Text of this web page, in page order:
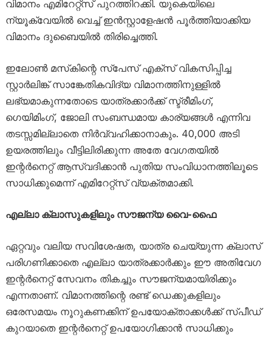
വിമാനം എമിറേറ്റ്‌സ് പുറത്തിറക്കി. യുകെയിലെ
ന്യൂക്വേയിൽ വെച്ച് ഇൻസ്റ്റാളേഷൻ പൂർത്തിയാക്കിയ
വിമാനം ദുബൈയിൽ തിരിച്ചെത്തി.
ഇലോൺ മസ്‌കിന്റെ സ്പേസ് എക്‌സ് വികസിപ്പിച്ച
സ്റ്റാർലിങ്ക് സാങ്കേതികവിദ്യ വിമാനത്തിനുള്ളിൽ
ലഭ്യമാകുന്നതോടെ യാത്രക്കാർക്ക് സ്ട്രീമിംഗ്,
ഗെയിമിംഗ്, ജോലി സംബന്ധമായ കാര്യങ്ങൾ എന്നിവ
തടസ്സമില്ലാതെ നിർവ്വഹിക്കാനാകും. 40,000 അടി
ഉയരത്തിലും വീട്ടിലിരിക്കുന്ന അതേ വേഗതയിൽ
ഇന്റർനെറ്റ് ആസ്വദിക്കാൻ പുതിയ സംവിധാനത്തിലൂടെ
സാധിക്കുമെന്ന് എമിറേറ്റ്‌സ് വ്യക്തമാക്കി.
എല്ലാ ക്ലാസുകളിലും സൗജന്യ വൈ-ഫൈ
ഏറ്റവും വലിയ സവിശേഷത, യാത്ര ചെയ്യുന്ന ക്ലാസ്
പരിഗണിക്കാതെ എല്ലാ യാത്രക്കാർക്കും ഈ അതിവേഗ
ഇന്റർനെറ്റ് സേവനം തികച്ചും സൗജന്യമായിരിക്കും
എന്നതാണ്. വിമാനത്തിന്റെ രണ്ട് ഡെക്കുകളിലും
ഒരേസമയം നൂറുകണക്കിന് ഉപയോക്താക്കൾക്ക് സ്പീഡ്
കുറയാതെ ഇന്റർനെറ്റ് ഉപയോഗിക്കാൻ സാധിക്കും